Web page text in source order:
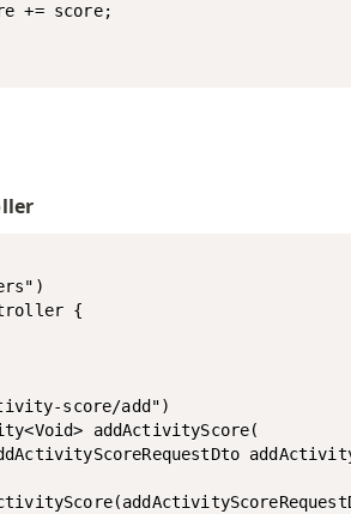
+= score;
{
addActivityScore(